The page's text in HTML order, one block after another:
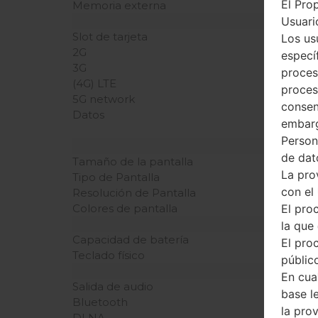
Memoria externa
Slot de tarjeta
2G
3G
(4G) LTE
5G network
Datos
Tamaño de la pantalla
Tipo de Pantalla
Resolución de Pantalla
Colores de pantalla
Capacidad de batería
Teclado físico
Salida de audio
Bluetooth
El
Los
de
La
con el
El
la que
El
En
base
la